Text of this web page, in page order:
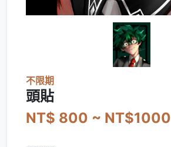
不限期
頭貼
NT$ 800 ~ NT$1000